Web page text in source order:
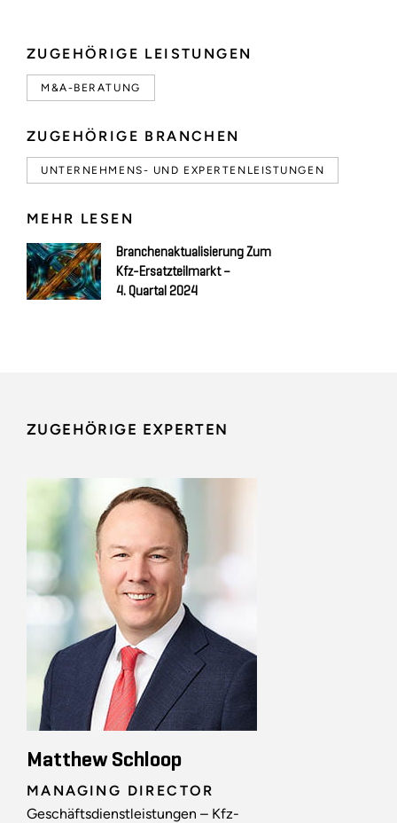
ZUGEHÖRIGE LEISTUNGEN
M&A-BERATUNG
ZUGEHÖRIGE BRANCHEN
UNTERNEHMENS- UND EXPERTENLEISTUNGEN
MEHR LESEN
Branchenaktualisierung Zum
Kfz-Ersatzteilmarkt –
4. Quartal 2024
ZUGEHÖRIGE EXPERTEN
Matthew Schloop
MANAGING DIRECTOR
Geschäftsdienstleistungen – Kfz-